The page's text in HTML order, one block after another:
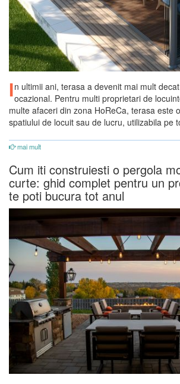
In ultimii ani, terasa a devenit mai mult
ocazional. Pentru multi proprietari de
multe afaceri din zona HoReCa, terasa este
spatiului de locuit sau de lucru, utilizabila pe
mai mult
Cum iti construiesti o pergola
curte: ghid complet pentru un
te poti bucura tot anul